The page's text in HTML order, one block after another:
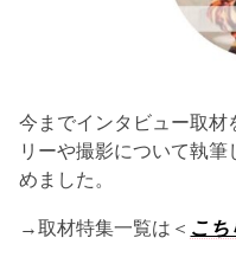
今までインタビュー取材
リーや撮影について執
めました。
→取材特集一覧は＜ こち